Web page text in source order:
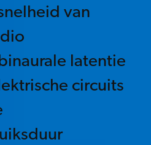
van
latentie
circuits